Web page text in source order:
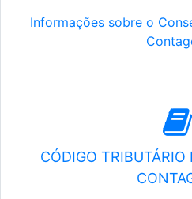
Informações sobre o
CÓDIGO